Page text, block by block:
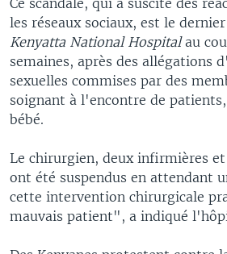
les réseaux sociaux, est le
Kenyatta National Hospitalau
semaines, après des allégations
sexuelles commises par des
soignant à l'encontre de
bébé.
Le chirurgien, deux infirmières
ont été suspendus en attendant
cette intervention chirurgicale
mauvais patient", a indiqué